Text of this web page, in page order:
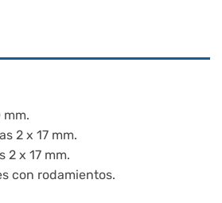
2 x 17 mm.
2 x 17 mm.
con rodamientos.